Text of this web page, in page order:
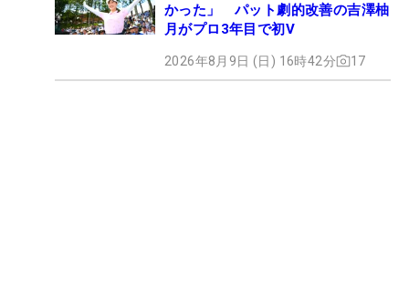
かった」 パット劇的改善の吉澤柚
月がプロ3年目で初V
2026年8月9日 (日) 16時42分 17